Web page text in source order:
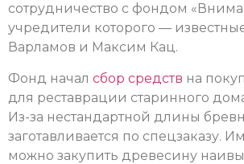
сотрудничество с фондом
учредители которого —
Варламов и Максим Кац.
Фонд начал сбор средств на
для реставрации старинного
Из-за нестандартной длины
заготавливается по спецзаказу.
можно закупить древесину